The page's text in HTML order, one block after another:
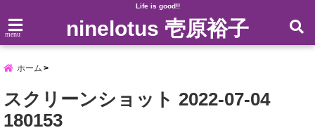
Life is good!!
menu ninelotus 壱原裕子
ホーム
スクリーンショット 2022-07-04
180153